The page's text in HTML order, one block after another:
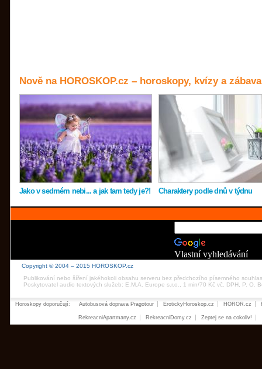
Nově na HOROSKOP.cz – horoskopy, kvízy a zábava
Jako v sedmém nebi... a jak tam tedy je?! Charaktery podle dnů v týdnu
Vlastní vyhledávání
Copyright © 2004 – 2015 HOROSKOP.cz
Publikování nebo šíření jakéhokoli obsahu serveru bez předchozího písemného
Poskytovatel audio textových služeb: E.M.A. Europe s.r.o., 1 min/70 Kč vč. DPH, P. O.
Horoskopy doporučují: Autobusová doprava Pragotour ErotickyHoroskop.cz HOROR.cz
RekreacniApartmany.cz RekreacniDomy.cz Zeptej se na cokoliv!